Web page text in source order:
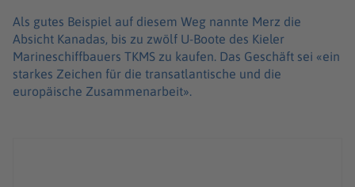
Als gutes Beispiel auf diesem Weg nannte Merz die
Absicht Kanadas, bis zu zwölf U-Boote des Kieler
Marineschiffbauers TKMS zu kaufen. Das Geschäft sei «ein
starkes Zeichen für die transatlantische und die
europäische Zusammenarbeit».